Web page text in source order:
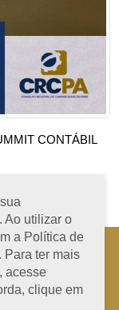
CONTÁBIL
Ao utilizar o
a Política de
Para ter mais
acesse
clique em
segunda à sexta-
PA